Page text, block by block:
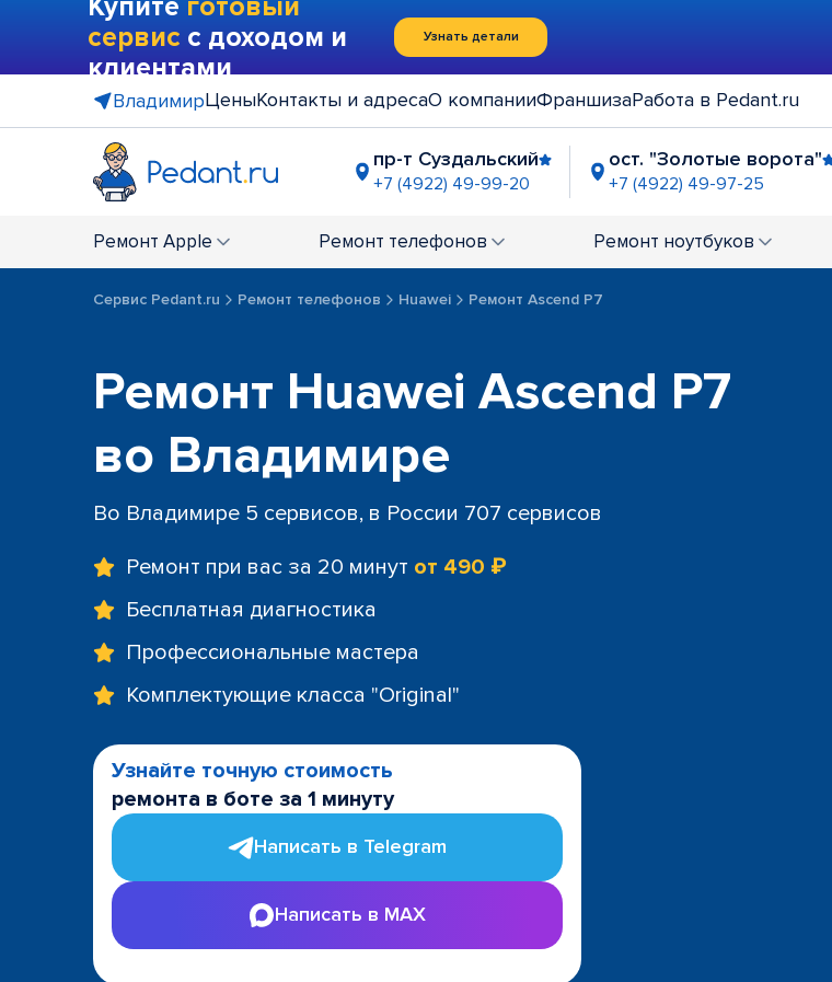
Купите готовый
сервис с доходом и
клиентами
Узнать детали
ВладимирЦеныКонтакты и адресаО компанииФраншизаРабота в Pedant.ru
пр-т Суздальский
+7 (4922) 49-99-20
ост. "Золотые ворота"
+7 (4922) 49-97-25
+7 (4922) 27-63-21
Ремонт Apple Ремонт телефонов Ремонт ноутбуков
Сервис Pedant.ru Ремонт телефонов Huawei Ремонт Ascend P7
Ремонт Huawei Ascend P7
во Владимире
Во Владимире 5 сервисов, в России 707 сервисов
Ремонт при вас за 20 минут от 490 ₽
Бесплатная диагностика
Профессиональные мастера
Комплектующие класса "Original"
Узнайте точную стоимость
ремонта в боте за 1 минуту
Написать в Telegram
Написать в MAX